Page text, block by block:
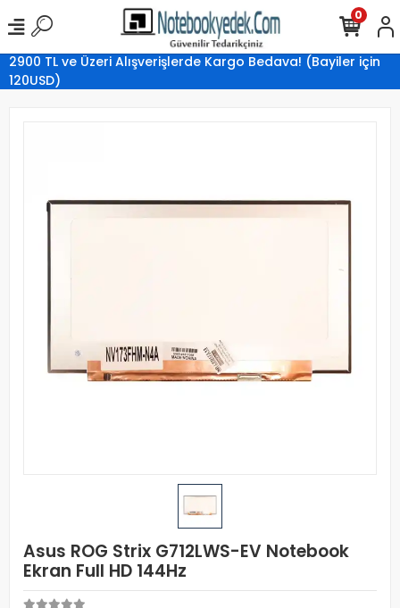
2900 TL ve Üzeri Alışverişlerde Kargo Bedava! (Bayiler için
120USD)
0
Asus ROG Strix G712LWS-EV Notebook
Ekran Full HD 144Hz